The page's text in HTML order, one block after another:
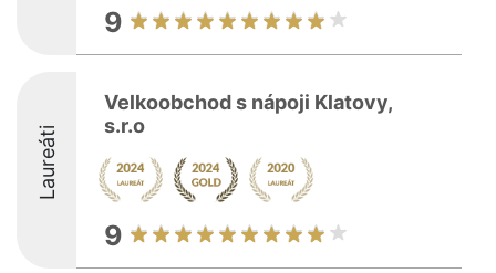
9
Laureáti
Velkoobchod s nápoji Klatovy,
s.r.o
9